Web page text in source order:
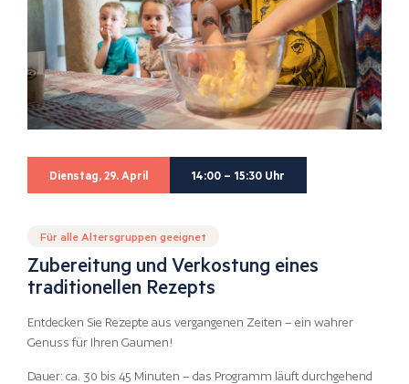
Dienstag, 29. April 14:00 – 15:30 Uhr
Für alle Altersgruppen geeignet
Zubereitung und Verkostung eines
traditionellen Rezepts
Entdecken Sie Rezepte aus vergangenen Zeiten – ein wahrer
Genuss für Ihren Gaumen!
Dauer: ca. 30 bis 45 Minuten – das Programm läuft durchgehend